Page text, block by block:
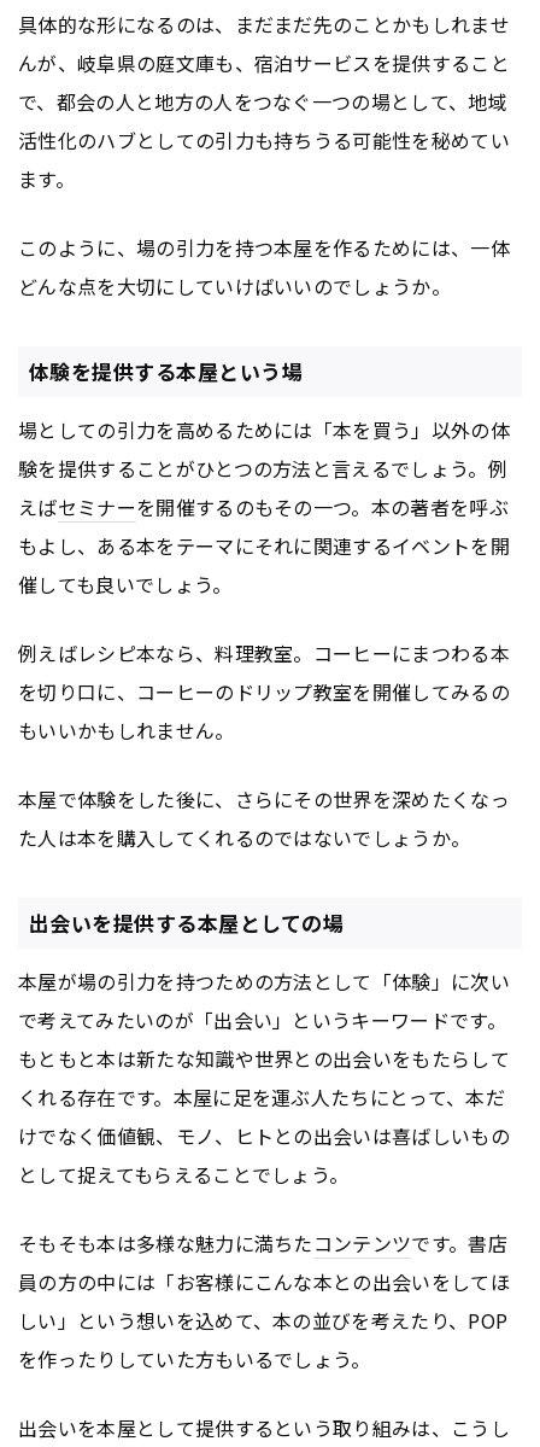
具体的な形になるのは、まだまだ先のことかもしれませ
んが、岐阜県の庭文庫も、宿泊サービスを提供すること
で、都会の人と地方の人をつなぐ一つの場として、地域
活性化のハブとしての引力も持ちうる可能性を秘めてい
ます。
このように、場の引力を持つ本屋を作るためには、一体
どんな点を大切にしていけばいいのでしょうか。
体験を提供する本屋という場
場としての引力を高めるためには「本を買う」以外の体
験を提供することがひとつの方法と言えるでしょう。例
えばセミナーを開催するのもその一つ。本の著者を呼ぶ
もよし、ある本をテーマにそれに関連するイベントを開
催しても良いでしょう。
例えばレシピ本なら、料理教室。コーヒーにまつわる本
を切り口に、コーヒーのドリップ教室を開催してみるの
もいいかもしれません。
本屋で体験をした後に、さらにその世界を深めたくなっ
た人は本を購入してくれるのではないでしょうか。
出会いを提供する本屋としての場
本屋が場の引力を持つための方法として「体験」に次い
で考えてみたいのが「出会い」というキーワードです。
もともと本は新たな知識や世界との出会いをもたらして
くれる存在です。本屋に足を運ぶ人たちにとって、本だ
けでなく価値観、モノ、ヒトとの出会いは喜ばしいもの
として捉えてもらえることでしょう。
そもそも本は多様な魅力に満ちたコンテンツです。書店
員の方の中には「お客様にこんな本との出会いをしてほ
しい」という想いを込めて、本の並びを考えたり、POP
を作ったりしていた方もいるでしょう。
出会いを本屋として提供するという取り組みは、こうし